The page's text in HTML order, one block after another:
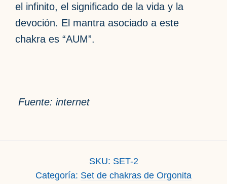
el infinito, el significado de la vida y la
devoción. El mantra asociado a este
chakra es “AUM”.
Fuente: internet
SKU: SET-2
Categoría: Set de chakras de Orgonita